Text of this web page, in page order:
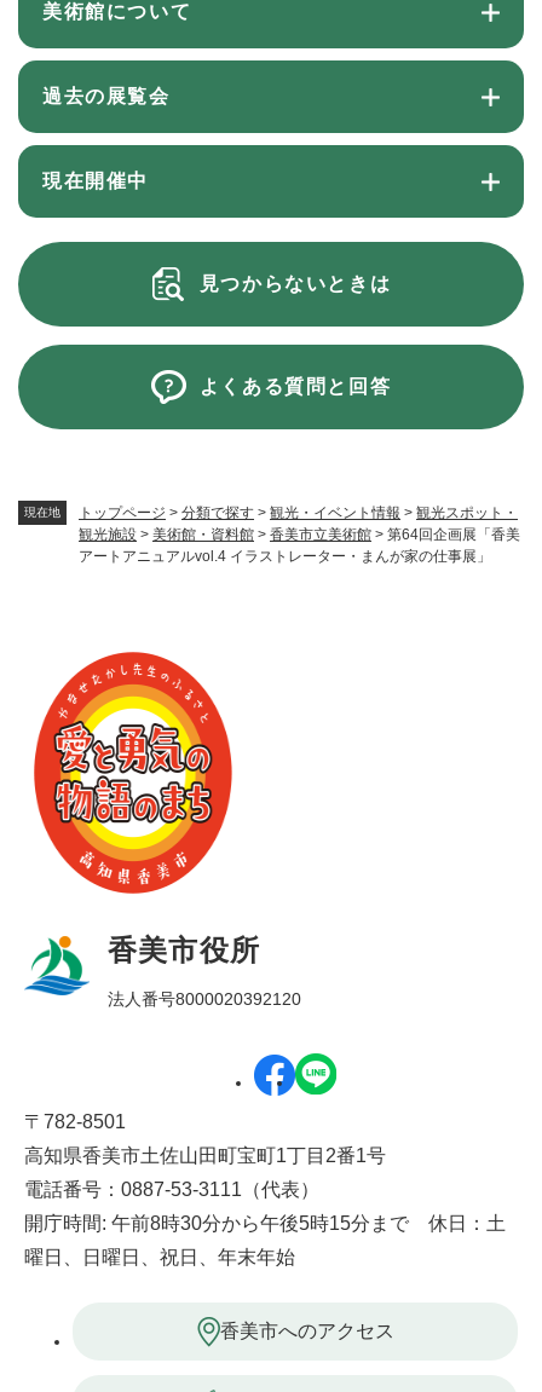
現在地 トップページ > 分類で探す > 観光・イベント情報 > 観光スポット・
観光施設 > 美術館・資料館 > 香美市立美術館 > 第64回企画展「香美
アートアニュアルvol.4 イラストレーター・まんが家の仕事展」
美術館について
過去の展覧会
現在開催中
見つからないときは
よくある質問と回答
香美市役所
法人番号8000020392120
〒782-8501
高知県香美市土佐山田町宝町1丁目2番1号
電話番号：0887-53-3111（代表）
開庁時間: 午前8時30分から午後5時15分まで 休日：土
曜日、日曜日、祝日、年末年始
香美市へのアクセス